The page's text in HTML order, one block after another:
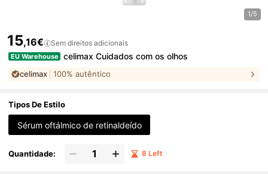
1/5
15,16€ Sem direitos adicionais
EU Warehouse celimax Cuidados com os olhos
celimax 100% autêntico
Tipos De Estilo
Sérum oftálmico de retinaldeído
Quantidade: 8 Left